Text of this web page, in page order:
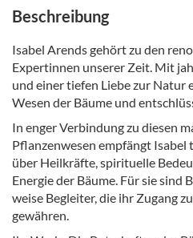
Beschreibung
Isabel Arends gehört zu den
Expertinnen unserer Zeit. Mit
und einer tiefen Liebe zur Natur
Wesen der Bäume und
In enger Verbindung zu diesen
Pflanzenwesen empfängt
über Heilkräfte, spirituelle
Energie der Bäume. Für sie sind
weise Begleiter, die ihr Zugang
gewähren.